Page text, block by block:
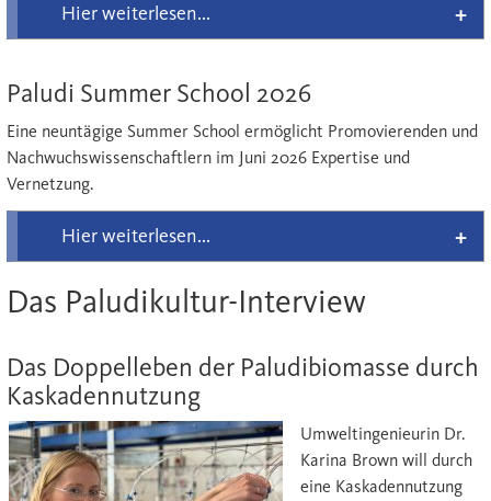
Hier weiterlesen...
Paludi Summer School 2026
Eine neuntägige Summer School ermöglicht Promovierenden und
Nachwuchswissenschaftlern im Juni 2026 Expertise und
Vernetzung.
Hier weiterlesen...
Das Paludikultur-Interview
Das Doppelleben der Paludibiomasse durch
Kaskadennutzung
Umweltingenieurin Dr.
Karina Brown will durch
eine Kaskadennutzung